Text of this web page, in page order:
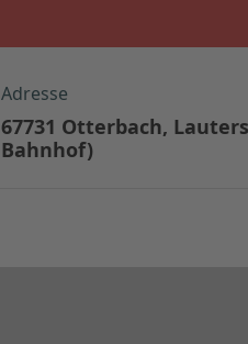
Adresse
67731 Otterbach,
Bahnhof)